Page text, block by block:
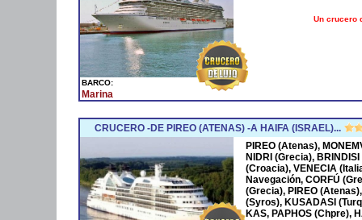
BARCO:
Marina
Un crucero
CRUCERO -DE PIREO (ATENAS) -A HAIFA (ISRAEL)...
PIREO (Atenas),
NIDRI (Grecia),
(Croacia), VENECIA
Navegación, CORFÚ
(Grecia), PIREO
(Syros), KUSADASI
KAS, PAPHOS (Chpre),